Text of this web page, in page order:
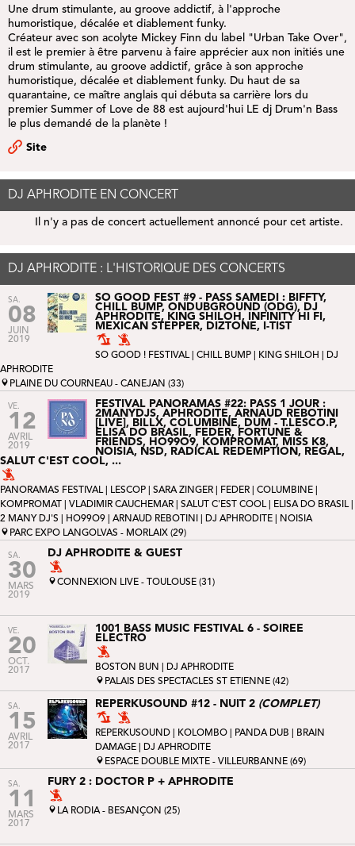
Une drum stimulante, au groove addictif, à l'approche
humoristique, décalée et diablement funky.
Créateur avec son acolyte Mickey Finn du label "Urban Take Over",
il est le premier à être parvenu à faire apprécier aux non initiés une
drum stimulante, au groove addictif, grâce à son approche
humoristique, décalée et diablement funky. Du haut de sa
quarantaine, ce maître anglais qui débuta sa carrière lors du
premier Summer of Love de 88 est aujourd'hui LE dj Drum'n Bass
le plus demandé de la planète !
Site
DJ APHRODITE EN CONCERT
Il n'y a pas de concert actuellement annoncé pour cet artiste.
DJ APHRODITE : L'HISTORIQUE DES CONCERTS
SA.
08
JUIN
2019
SO GOOD FEST #9 - PASS SAMEDI : BIFFTY,
CHILL BUMP, ONDUBGROUND (ODG), DJ
APHRODITE, KING SHILOH, INFINITY HI FI,
MEXICAN STEPPER, DIZTONE, I-TIST
SO GOOD ! FESTIVAL CHILL BUMP KING SHILOH
| DJ
APHRODITE
PLAINE DU COURNEAU - CANEJAN (33)
VE.
12
AVRIL
2019
FESTIVAL PANORAMAS #22: PASS 1 JOUR :
2MANYDJS, APHRODITE, ARNAUD REBOTINI
[LIVE], BILLX, COLUMBINE, DUM - T.LESCO.P,
ELISA DO BRASIL, FEDER, FORTUNE &
FRIENDS, HO99O9, KOMPROMAT, MISS K8,
NOISIA, NSD, RADICAL REDEMPTION, REGAL,
SALUT C'EST COOL, ...
PANORAMAS FESTIVAL| LESCOP SARA ZINGER FEDER COLUMBINE
KOMPROMAT
VLADIMIR CAUCHEMAR SALUT C'EST COOL| ELISA DO BRASIL|
2 MANY DJ'S
HO99O9 ARNAUD REBOTINI | DJ APHRODITE |
NOISIA
PARC EXPO LANGOLVAS - MORLAIX (29)
SA.
30
MARS
2019
DJ APHRODITE & GUEST
CONNEXION LIVE - TOULOUSE (31)
VE.
20
OCT.
2017
1001 BASS MUSIC FESTIVAL 6 - SOIREE
ELECTRO
BOSTON BUN
| DJ APHRODITE
PALAIS DES SPECTACLES ST ETIENNE (42)
SA.
15
AVRIL
2017
REPERKUSOUND #12 - NUIT 2 (COMPLET)
REPERKUSOUND KOLOMBO PANDA DUB
BRAIN
DAMAGE | DJ APHRODITE
ESPACE DOUBLE MIXTE - VILLEURBANNE (69)
SA.
11
MARS
2017
FURY 2 : DOCTOR P + APHRODITE
LA RODIA - BESANÇON (25)